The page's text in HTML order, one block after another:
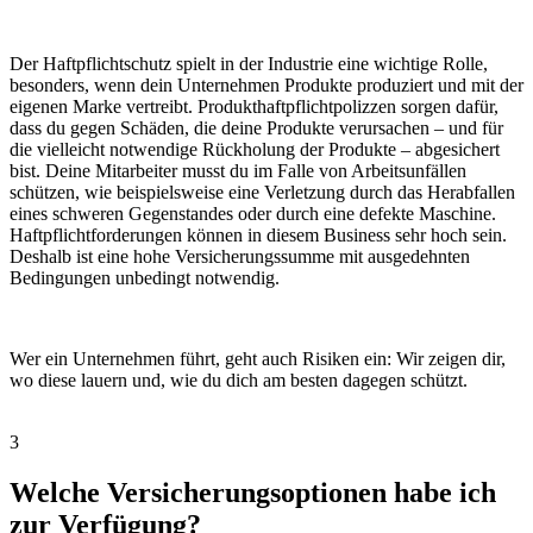
Der Haftpflichtschutz spielt in der Industrie eine wichtige Rolle,
besonders, wenn dein Unternehmen Produkte produziert und mit der
eigenen Marke vertreibt. Produkthaftpflichtpolizzen sorgen dafür,
dass du gegen Schäden, die deine Produkte verursachen – und für
die vielleicht notwendige Rückholung der Produkte – abgesichert
bist. Deine Mitarbeiter musst du im Falle von Arbeitsunfällen
schützen, wie beispielsweise eine Verletzung durch das Herabfallen
eines schweren Gegenstandes oder durch eine defekte Maschine.
Haftpflichtforderungen können in diesem Business sehr hoch sein.
Deshalb ist eine hohe Versicherungssumme mit ausgedehnten
Bedingungen unbedingt notwendig.
Wer ein Unternehmen führt, geht auch Risiken ein: Wir zeigen dir,
wo diese lauern und, wie du dich am besten dagegen schützt.
3
Welche Versicherungsoptionen habe ich
zur Verfügung?